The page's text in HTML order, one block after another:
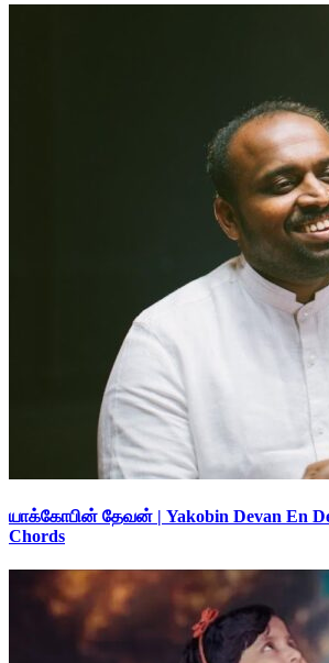
யாக்கோபின் தேவன் | Yakobin Devan En
Chords